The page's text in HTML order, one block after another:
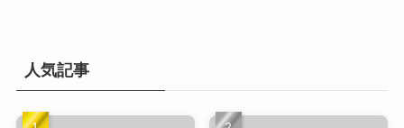
人気記事